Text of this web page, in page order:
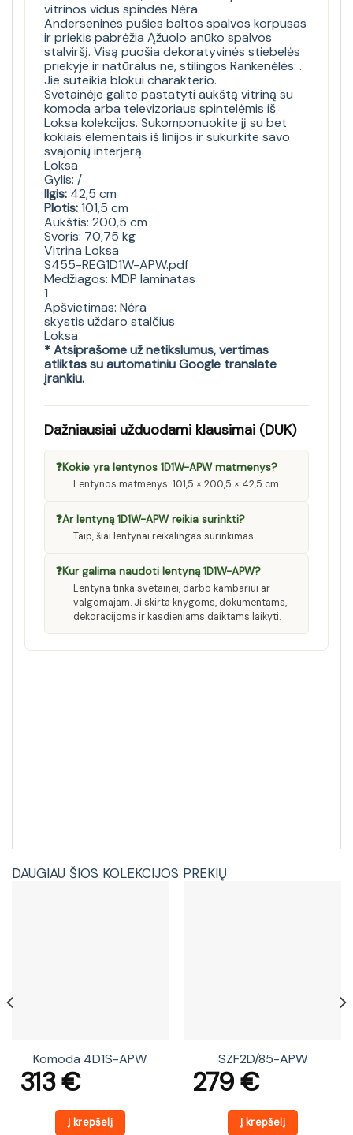
vitrinos vidus spindės Nėra.
Anderseninės pušies baltos spalvos korpusas
ir priekis pabrėžia Ąžuolo anūko spalvos
stalviršį. Visą puošia dekoratyvinės stiebelės
priekyje ir natūralus ne, stilingos Rankenėlės: .
Jie suteikia blokui charakterio.
Svetainėje galite pastatyti aukštą vitriną su
komoda arba televizoriaus spintelėmis iš
Loksa kolekcijos. Sukomponuokite jį su bet
kokiais elementais iš linijos ir sukurkite savo
svajonių interjerą.
Loksa
Gylis: /
Ilgis: 42,5 cm
Plotis:101,5 cm
Aukštis: 200,5 cm
Svoris: 70,75 kg
Vitrina Loksa
S455-REG1D1W-APW.pdf
Medžiagos: MDP laminatas
1
Apšvietimas: Nėra
skystis uždaro stalčius
Loksa
* Atsiprašome už netikslumus, vertimas
atliktas su automatiniu Google translate
įrankiu.
Dažniausiai užduodami klausimai (DUK)
❓Kokie yra lentynos 1D1W-APW matmenys?
Lentynos matmenys: 101,5 × 200,5 × 42,5 cm.
❓Ar lentyną 1D1W-APW reikia surinkti?
Taip, šiai lentynai reikalingas surinkimas.
❓Kur galima naudoti lentyną 1D1W-APW?
Lentyna tinka svetainei, darbo kambariui ar
valgomajam. Ji skirta knygoms, dokumentams,
dekoracijoms ir kasdieniams daiktams laikyti.
DAUGIAU ŠIOS KOLEKCIJOS PREKIŲ
Komoda 4D1S-APW
313€
Į krepšelį
SZF2D/85-APW
279€
Į krepšelį